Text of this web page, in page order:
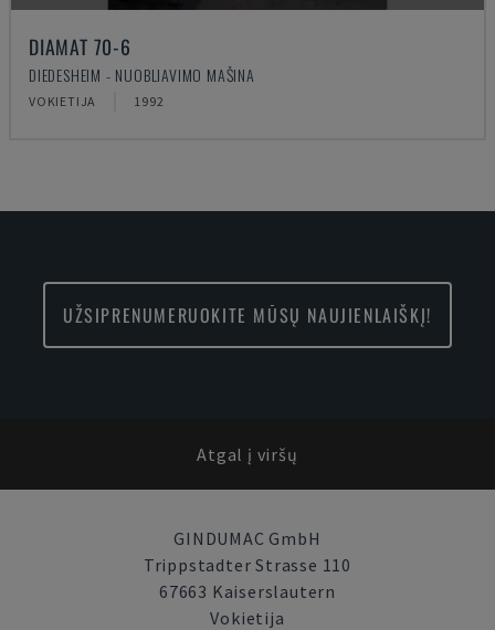
DIAMAT 70-6
DIEDESHEIM - NUOBLIAVIMO MAŠINA
VOKIETIJA 1992
UŽSIPRENUMERUOKITE MŪSŲ NAUJIENLAIŠKĮ!
Atgal į viršų
GINDUMAC GmbH
Trippstadter Strasse 110
67663 Kaiserslautern
Vokietija